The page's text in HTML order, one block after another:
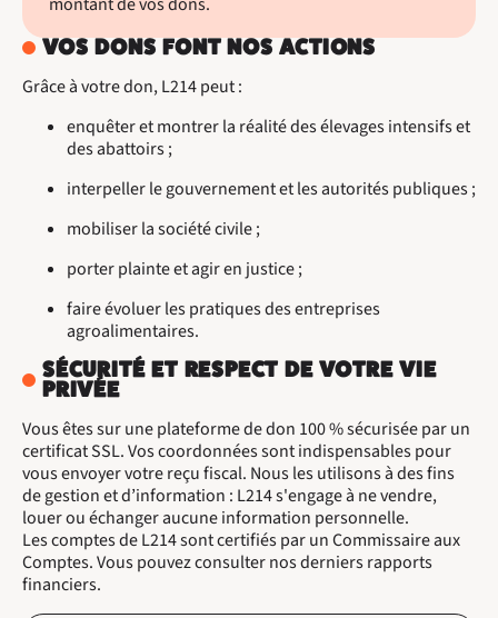
VOS DONS FONT NOS ACTIONS
Grâce à votre don, L214 peut :
enquêter et montrer la réalité des élevages intensifs et
des abattoirs ;
interpeller le gouvernement et les autorités publiques ;
mobiliser la société civile ;
porter plainte et agir en justice ;
faire évoluer les pratiques des entreprises
agroalimentaires.
SÉCURITÉ ET RESPECT DE VOTRE VIE
PRIVÉE
Vous êtes sur une plateforme de don 100 % sécurisée par un
certificat SSL. Vos coordonnées sont indispensables pour
vous envoyer votre reçu fiscal. Nous les utilisons à des fins
de gestion et d’information : L214 s'engage à ne vendre,
louer ou échanger aucune information personnelle.
Les comptes de L214 sont certifiés par un Commissaire aux
Comptes. Vous pouvez consulter nos derniers rapports
financiers.